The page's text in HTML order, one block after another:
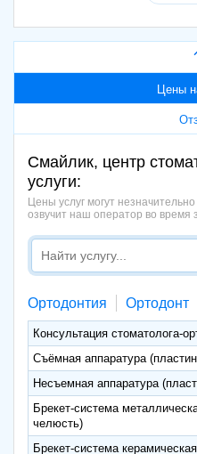
Цены
Смайлик, центр
услуги:
Цены услуг могут
озвучит наш оператор во время
Ортодонтия Ортодонт
Консультация стоматолога-
Съёмная аппаратура
Несъемная аппаратура
Брекет-система
челюсть)
Брекет-система керамическая